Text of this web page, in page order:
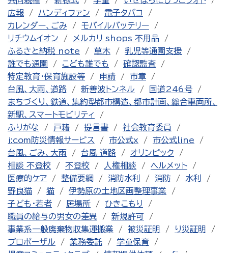
広報
ハンディファン
電子タバコ
カレンダー、ごみ
モバイルバッテリー
リチウムイオン
メルカリ shops 不用品
ふるさと納税 note
草木
乳児等通園支援
誰でも通園
こども誰でも
確認監査
特定教育・保育施設等
申請
市章
台風、大雨、道路
新善波トンネル
国道246号
まちづくり、鉄道、集約型都市構造、都市計画、総合車両所、
新駅、スマートモビリティ
ふりがな
戸籍 提言書
社会教育委員
j:com防災情報サービス
市公式x
市公式line
台風、ごみ、大雨
台風 道路
オリンピック
相談 不登校
不登校 人権相談
ヘルメット
医療的ケア
整備要綱 消防水利 消防
水利
野良猫
猫
伊勢原の土地区画整理事業
子ども・若者
居場所
ひきこもり
職員の給与の男女の差異
新規許可
事業系一般廃棄物収集運搬業
被災証明
り災証明
プロポーザル
業務委託
学童保育